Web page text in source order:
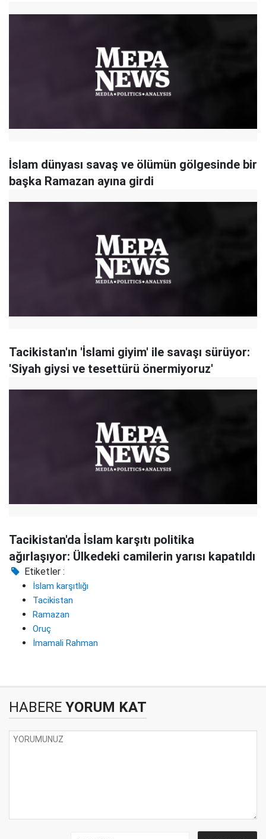
İslam dünyası savaş ve ölümün gölgesinde bir
başka Ramazan ayına girdi
Tacikistan'ın 'İslami giyim' ile savaşı sürüyor:
'Siyah giysi ve tesettürü önermiyoruz'
Tacikistan'da İslam karşıtı politika
ağırlaşıyor: Ülkedeki camilerin yarısı kapatıldı
Etiketler :
İslam karşıtlığı
Tacikistan
Ramazan
Oruç
İmamali Rahman
HABERE YORUM KAT